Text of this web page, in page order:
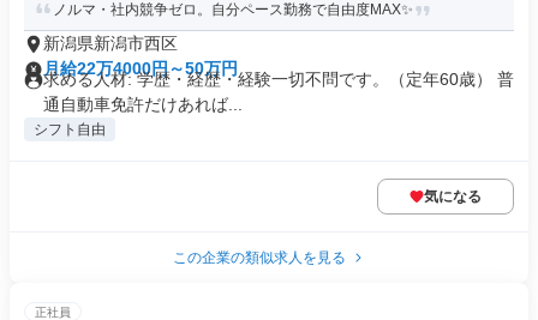
ノルマ・社内競争ゼロ。自分ペース勤務で自由度MAX✨
新潟県新潟市西区
月給22万4000円～50万円
求める人材: 学歴・経歴・経験一切不問です。（定年60歳） 普
通自動車免許だけあれば...
シフト自由
気になる
この企業の類似求人を見る
正社員